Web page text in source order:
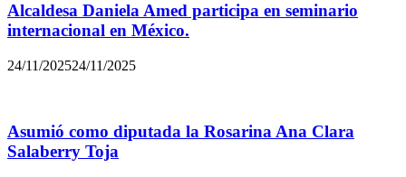
Alcaldesa Daniela Amed participa en seminario
internacional en México.
24/11/202524/11/2025
Asumió como diputada la Rosarina Ana Clara
Salaberry Toja